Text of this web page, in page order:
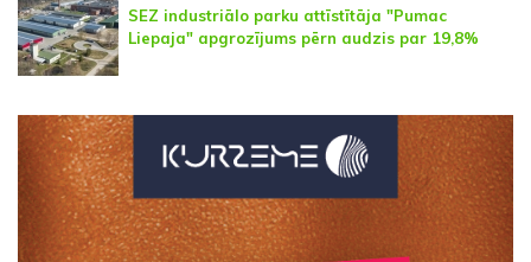
SEZ industriālo parku attīstītāja "Pumac
Liepaja" apgrozījums pērn audzis par 19,8%